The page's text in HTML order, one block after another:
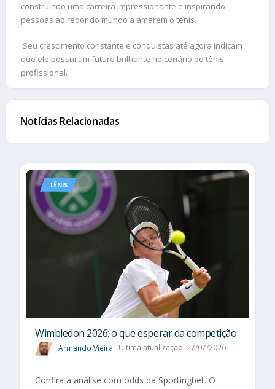
construindo uma carreira impressionante e inspirando
pessoas ao redor do mundo a amarem o tênis.
Seu crescimento constante e conquistas até agora indicam
que ele possui um futuro brilhante no cenário do tênis
profissional.
Notícias Relacionadas
TÊNIS
Wimbledon 2026: o que esperar da competição
Armando Vieira Última atualização: 27/07/2026
Confira a análise com odds da Sportingbet. O